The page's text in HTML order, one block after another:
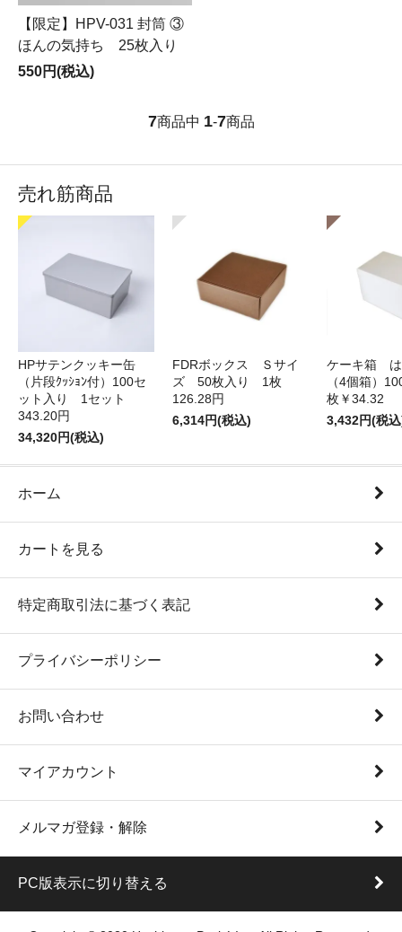
【限定】HPV-031 封筒 ③
ほんの気持ち 25枚入り
550円(税込)
7商品中 1-7商品
売れ筋商品
HPサテンクッキー缶
（片段ｸｯｼｮﾝ付）100セ
ット入り 1セット
343.20円
34,320円(税込)
FDRボックス Ｓサイ
ズ 50枚入り 1枚
126.28円
6,314円(税込)
ケーキ箱 は
（4個箱）
枚￥34.32
3,432円(税
ホーム
カートを見る
特定商取引法に基づく表記
プライバシーポリシー
お問い合わせ
マイアカウント
メルマガ登録・解除
PC版表示に切り替える